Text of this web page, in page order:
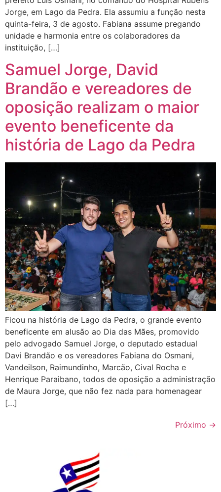
Jorge, em Lago da Pedra. Ela assumiu a função nesta
quinta-feira, 3 de agosto. Fabiana assume pregando
unidade e harmonia entre os colaboradores da
instituição, […]
Samuel Jorge, David
Brandão e vereadores de
oposição realizam o maior
evento beneficente da
história de Lago da Pedra
Ficou na história de Lago da Pedra, o grande evento
beneficente em alusão ao Dia das Mães, promovido
pelo advogado Samuel Jorge, o deputado estadual
Davi Brandão e os vereadores Fabiana do Osmani,
Vandeilson, Raimundinho, Marcão, Cival Rocha e
Henrique Paraibano, todos de oposição a administração
de Maura Jorge, que não fez nada para homenagear
[…]
Próximo →